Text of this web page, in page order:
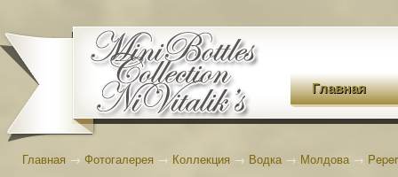
Главная
Главная → Фотогалерея → Коллекция → Водка→ Молдова→